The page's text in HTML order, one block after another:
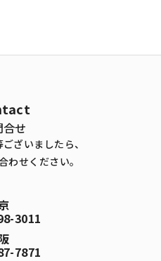
せ
ざいましたら、
わせください。
3011
7871